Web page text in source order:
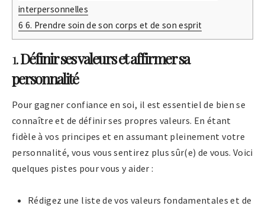
interpersonnelles
6 6. Prendre soin de son corps et de son esprit
1.Définir ses valeurs et affirmer sa
personnalité
Pour gagner confiance en soi, il est essentiel de bien se
connaître et de définir ses propres valeurs. En étant
fidèle à vos principes et en assumant pleinement votre
personnalité, vous vous sentirez plus sûr(e) de vous. Voici
quelques pistes pour vous y aider :
Rédigez une liste de vos valeurs fondamentales et de